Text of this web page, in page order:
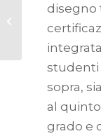
disegno
studenti
sopra,
al
grado e
FIERA E
DELLE FORESTE
– CANSIGLIO